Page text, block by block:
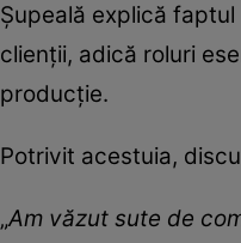
Șupeală explică
clienții, adică roluri
producție.
Potrivit acestuia,
„Am văzut sute de